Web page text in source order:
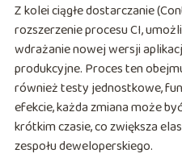
Z kolei ciągłe dostarczanie
rozszerzenie procesu CI,
wdrażanie nowej wersji
produkcyjne. Proces ten
również testy jednostkowe,
efekcie, każda zmiana może
krótkim czasie, co zwiększa
zespołu deweloperskiego.